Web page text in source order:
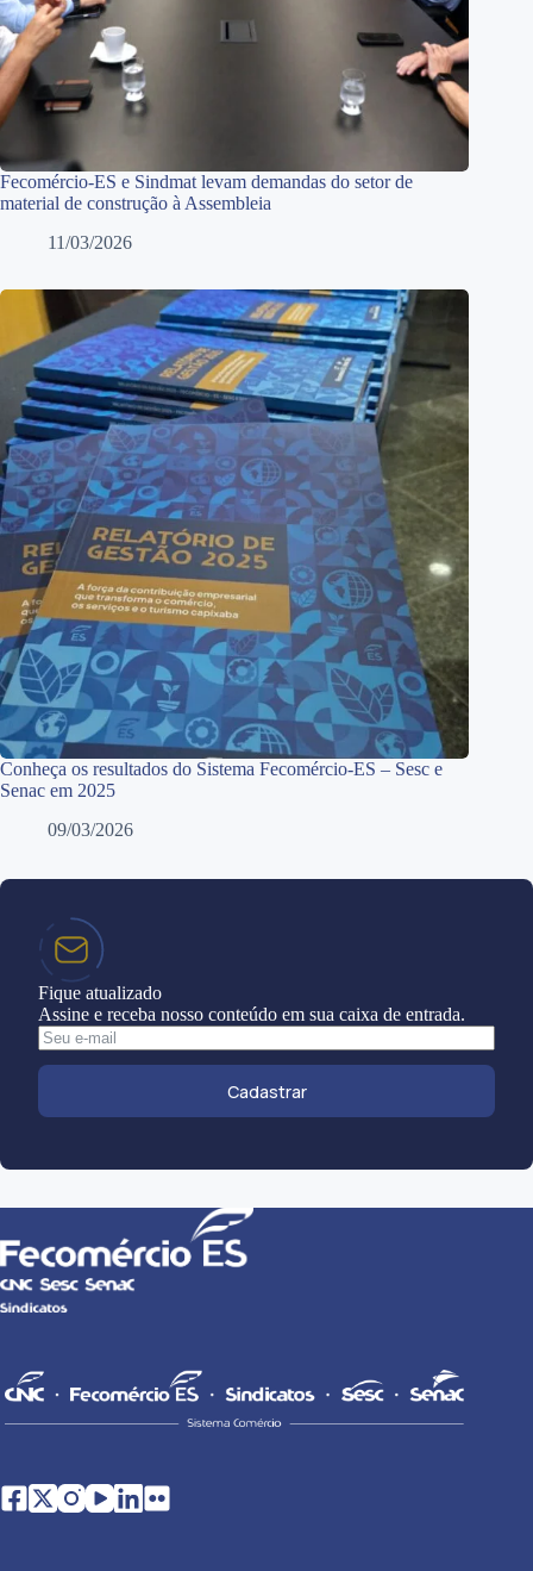
Fecomércio-ES e Sindmat levam demandas do setor de
material de construção à Assembleia
11/03/2026
Conheça os resultados do Sistema Fecomércio-ES – Sesc e
Senac em 2025
09/03/2026
Fique atualizado
Assine e receba nosso conteúdo em sua caixa de entrada.
Cadastrar